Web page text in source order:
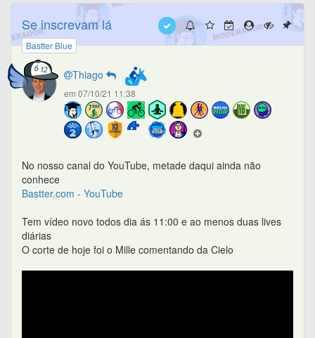
Se inscrevam lá
Bastter Blue
Thiago
em 07/10/21 11:38
No nosso canal do YouTube, metade daqui ainda não
conhece
Bastter.com - YouTube
Tem vídeo novo todos dia ás 11:00 e ao menos duas lives
diárias
O corte de hoje foi o Mille comentando da Cielo